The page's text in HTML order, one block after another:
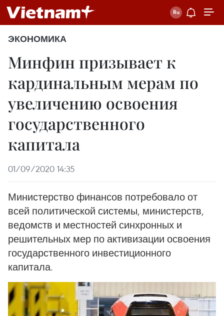
ЭКОНОМИКА
Минфин призывает к
кардинальным мерам по
увеличению освоения
государственного
капитала
01/09/2020 14:35
Министерство финансов потребовало от
всей политической системы, министерств,
ведомств и местностей синхронных и
решительных мер по активизации освоения
государственного инвестиционного
капитала.